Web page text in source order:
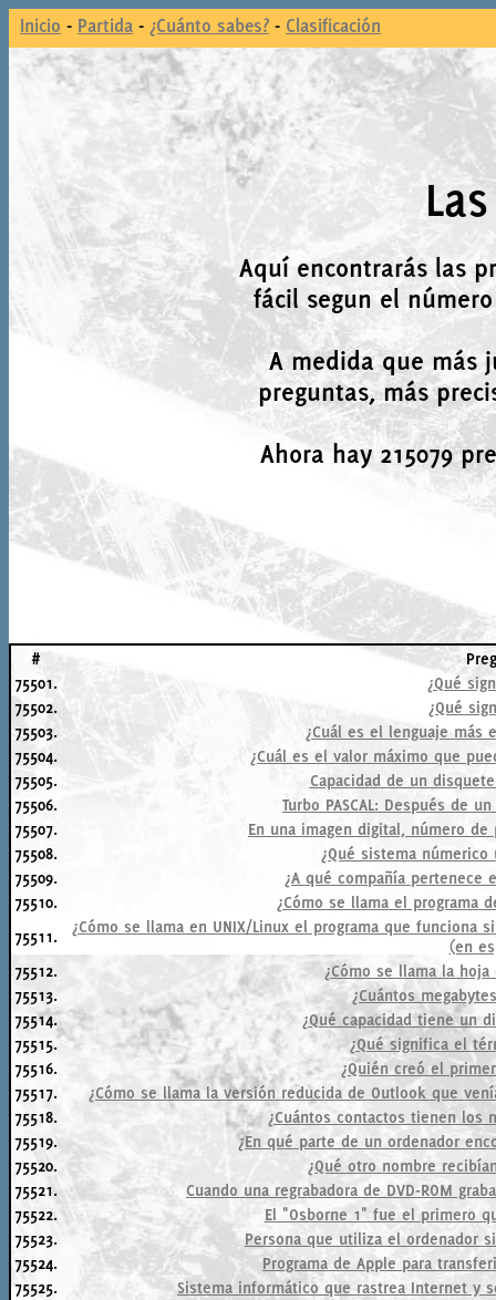
Inicio - Partida - ¿Cuánto sabes? - Clasificación
Aquí encontrarás las
fácil segun el
A medida que más
preguntas, más
Ahora hay 215079
#
75501.
¿Qué
75502.
¿Qué
75503.
¿Cuál es el lenguaje más
75504.
¿Cuál es el valor máximo que
75505.
Capacidad de un
75506.
Turbo PASCAL: Después de
75507.
En una imagen digital, número
75508.
¿Qué sistema
75509.
¿A qué compañía pertenece
75510.
¿Cómo se llama el programa
75511.
¿Cómo se llama en UNIX/Linux el programa que funciona
(en
75512.
¿Cómo se llama la
75513.
¿Cuántos
75514.
¿Qué capacidad tiene un
75515.
¿Qué significa el
75516.
¿Quién creó el
75517.
¿Cómo se llama la versión reducida de Outlook que
75518.
¿Cuántos contactos tienen los
75519.
¿En qué parte de un ordenador
75520.
¿Qué otro nombre
75521.
Cuando una regrabadora de DVD-ROM
75522.
El "Osborne 1" fue el primero
75523.
Persona que utiliza el ordenador
75524.
Programa de Apple para
75525.
Sistema informático que rastrea Internet y